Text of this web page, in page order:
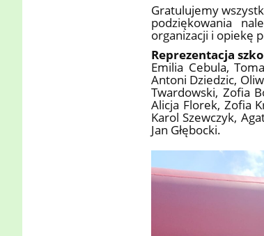
Gratulujemy
podziękowania
organizacji i opiekę
Reprezentacja
Emilia Cebula,
Antoni Dziedzic,
Twardowski, Zofia
Alicja Florek, Zofia
Karol Szewczyk,
Jan Głębocki.